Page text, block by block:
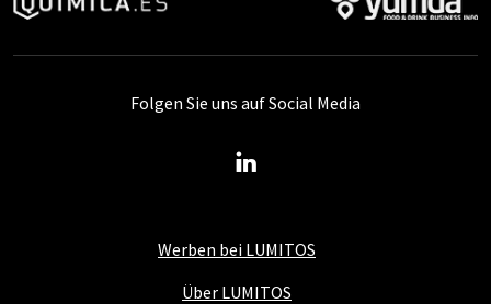
Werben bei LUMITOS
Über LUMITOS
Folgen Sie uns auf Social Media